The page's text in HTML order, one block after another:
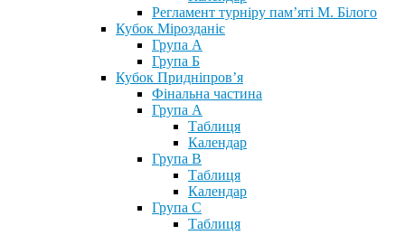
Регламент турніру пам’яті М. Білого
Кубок Мірозданіє
Група А
Група Б
Кубок Придніпров’я
Фінальна частина
Група А
Таблиця
Календар
Група В
Таблиця
Календар
Група С
Таблиця